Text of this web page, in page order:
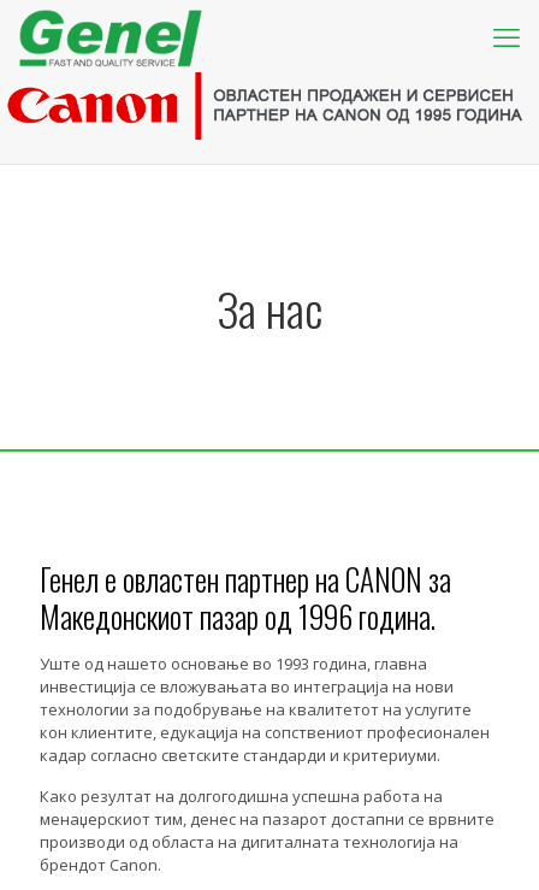
За нас
Генел е овластен партнер на CANON за
Македонскиот пазар од 1996 година.
Уште од нашето основање во 1993 година, главна
инвестиција се вложувањата во интеграција на нови
технологии за подобрување на квалитетот на услугите
кон клиентите, едукација на сопствениот професионален
кадар согласно светските стандарди и критериуми.
Како резултат на долгогодишна успешна работа на
менаџерскиот тим, денес на пазарот достапни се врвните
производи од областа на дигиталната технологија на
брендот Canon.